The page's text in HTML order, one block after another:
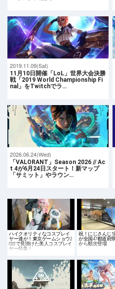
2019.11.09(Sat)
11月10日開催「LoL」世界大会決勝
戦「2019 World Championship Fi
nal」をTwitchでラ…
2026.06.24(Wed)
「VALORANT」Season 2026 // Ac
t 4が6月24日スタート！新マップ
「サミット」やラウン…
ハイクオリティなコスプレイ
ヤー達が！東京ゲームショウ2
022で見掛けた美人コスプレイ
ヤー特集！
祝！にじさんじ
が全国47都道府
から順次登場